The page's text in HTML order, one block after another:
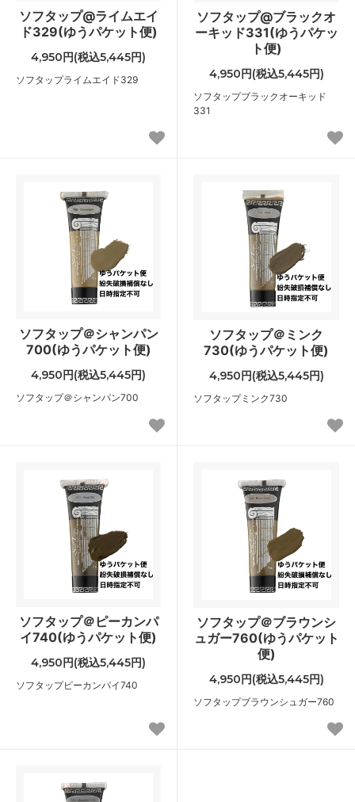
ソフタップ@ライムエイ
ド329(ゆうパケット便)
4,950円(税込5,445円)
ソフタップライムエイド329
ソフタップ@ブラックオ
ーキッド331(ゆうパケッ
ト便)
4,950円(税込5,445円)
ソフタップブラックオーキッド
331
ソフタップ＠シャンパン
700(ゆうパケット便)
4,950円(税込5,445円)
ソフタップ＠シャンパン700
ソフタップ＠ミンク
730(ゆうパケット便)
4,950円(税込5,445円)
ソフタップミンク730
ソフタップ＠ピーカンパ
イ740(ゆうパケット便)
4,950円(税込5,445円)
ソフタップピーカンパイ740
ソフタップ＠ブラウンシ
ュガー760(ゆうパケット
便)
4,950円(税込5,445円)
ソフタップブラウンシュガー760